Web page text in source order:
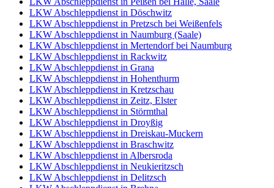
LKW Abschleppdienst in Döschwitz
LKW Abschleppdienst in Pretzsch bei Weißenfels
LKW Abschleppdienst in Naumburg (Saale)
LKW Abschleppdienst in Mertendorf bei Naumburg
LKW Abschleppdienst in Rackwitz
LKW Abschleppdienst in Grana
LKW Abschleppdienst in Hohenthurm
LKW Abschleppdienst in Kretzschau
LKW Abschleppdienst in Zeitz, Elster
LKW Abschleppdienst in Störmthal
LKW Abschleppdienst in Droyßig
LKW Abschleppdienst in Dreiskau-Muckern
LKW Abschleppdienst in Braschwitz
LKW Abschleppdienst in Albersroda
LKW Abschleppdienst in Neukieritzsch
LKW Abschleppdienst in Delitzsch